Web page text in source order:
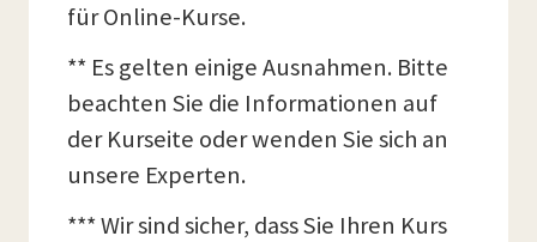
für Online-Kurse.
** Es gelten einige Ausnahmen. Bitte
beachten Sie die Informationen auf
der Kurseite oder wenden Sie sich an
unsere Experten.
*** Wir sind sicher, dass Sie Ihren Kurs